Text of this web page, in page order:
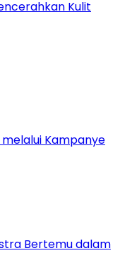
Kulit
melalui Kampanye
Bertemu dalam